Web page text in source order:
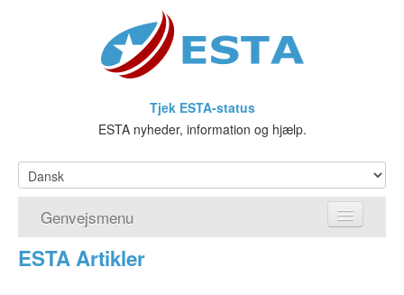
Tjek ESTA-status
ESTA nyheder, information og hjælp.
Genvejsmenu
Hjem
ESTA Artikler